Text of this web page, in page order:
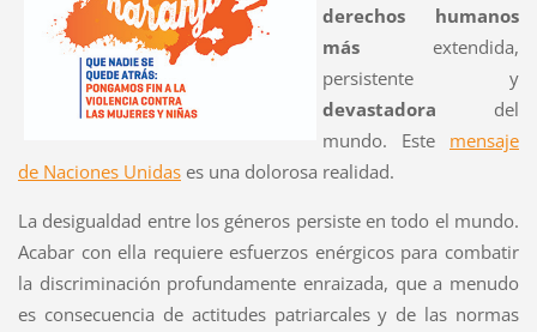
derechos humanos
másextendida,
persistente y
devastadora del
mundo. Este mensaje
de Naciones Unidases una dolorosa realidad.
La desigualdad entre los géneros persiste en todo el mundo.
Acabar con ella requiere esfuerzos enérgicos para combatir
la discriminación profundamente enraizada, que a menudo
es consecuencia de actitudes patriarcales y de las normas